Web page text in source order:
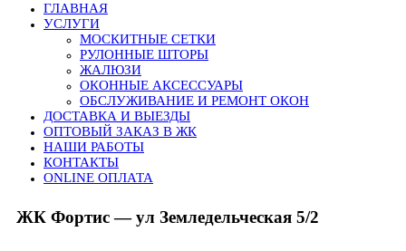
ГЛАВНАЯ
УСЛУГИ
МОСКИТНЫЕ СЕТКИ
РУЛОННЫЕ ШТОРЫ
ЖАЛЮЗИ
ОКОННЫЕ АКСЕССУАРЫ
ОБСЛУЖИВАНИЕ И РЕМОНТ ОКОН
ДОСТАВКА И ВЫЕЗДЫ
ОПТОВЫЙ ЗАКАЗ В ЖК
НАШИ РАБОТЫ
КОНТАКТЫ
ONLINE ОПЛАТА
ЖК Фортис — ул Земледельческая 5/2